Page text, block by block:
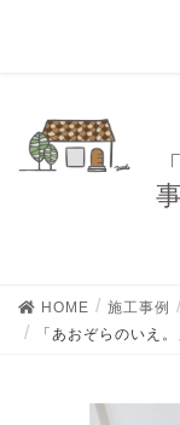
HOME 施工事例
「あおぞらのいえ